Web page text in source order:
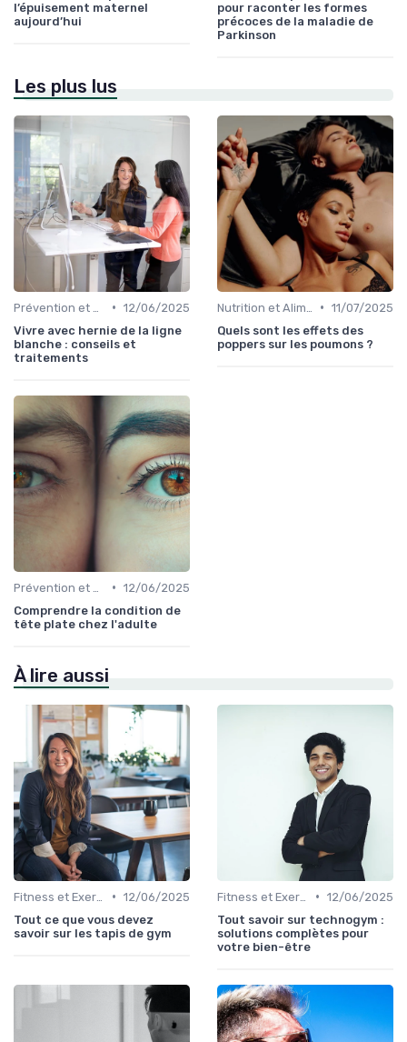
l’épuisement maternel
aujourd’hui
pour raconter les formes
précoces de la maladie de
Parkinson
Les plus lus
• 12/06/2025
Vivre avec hernie de la ligne
blanche : conseils et
traitements
• 11/07/2025
Quels sont les effets des
poppers sur les poumons ?
• 12/06/2025
Comprendre la condition de
tête plate chez l'adulte
À lire aussi
• 12/06/2025
Tout ce que vous devez
savoir sur les tapis de gym
• 12/06/2025
Tout savoir sur technogym :
solutions complètes pour
votre bien-être